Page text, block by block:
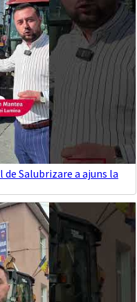
Salubrizare a ajuns la